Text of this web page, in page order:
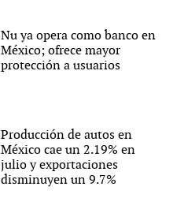
Nu ya opera como banco en
México; ofrece mayor
protección a usuarios
Producción de autos en
México cae un 2.19% en
julio y exportaciones
disminuyen un 9.7%